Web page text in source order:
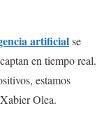
artificialse
en tiempo real.
estamos
Olea.